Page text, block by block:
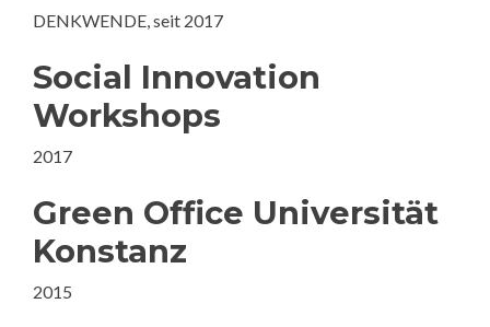
DENKWENDE, seit 2017
Social Innovation
Workshops
2017
Green Office Universität
Konstanz
2015